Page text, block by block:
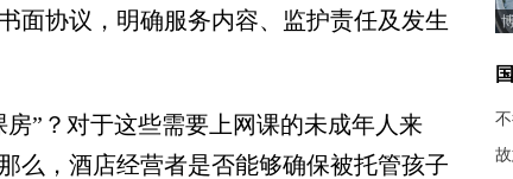
面协议，明确服务内容、监护责任及发生
”？对于这些需要上网课的未成年人来
么，酒店经营者是否能够确保被托管孩子